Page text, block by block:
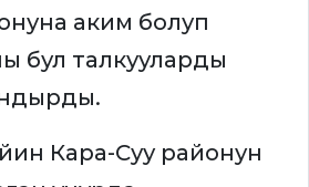
аким болуп
бул талкууларды
Кара-Суу районун